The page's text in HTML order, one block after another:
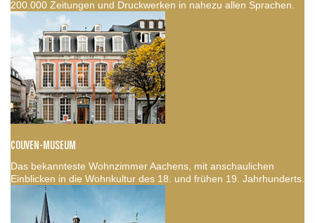
200.000 Zeitungen und Druckwerken in nahezu allen Sprachen.
COUVEN-MUSEUM
Das bekannteste Wohnzimmer Aachens, mit anschaulichen
Einblicken in die Wohnkultur des 18. und frühen 19. Jahrhunderts.